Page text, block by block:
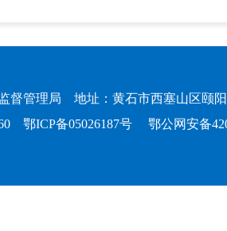
督管理局 地址：黄石市西塞山区颐
鄂ICP备05026187号 鄂公网安备